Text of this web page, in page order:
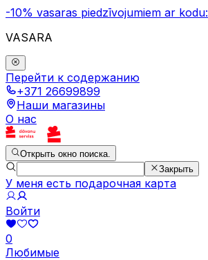
-10% vasaras piedzīvojumiem ar kodu:
VASARA
Перейти к содержанию
+371 26699899
Наши магазины
О нас
Открыть окно поиска.
Закрыть
У меня есть подарочная карта
Войти
0
Любимые